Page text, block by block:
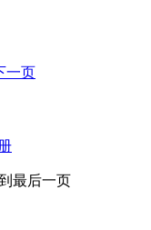
一页
最后一页